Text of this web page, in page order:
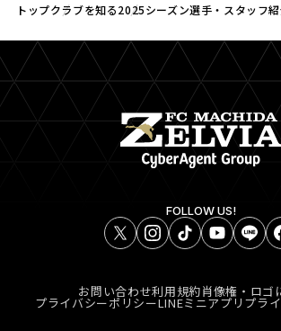
トップクラブを知る2025シーズン選手・スタッフ
FOLLOW US!
お問い合わせ利用規約肖像権・ロゴ
プライバシーポリシーLINEミニアプリプラ